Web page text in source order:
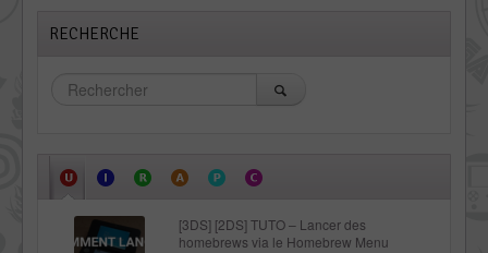
RECHERCHE
[3DS] [2DS] TUTO – Lancer des
homebrews via le Homebrew Menu